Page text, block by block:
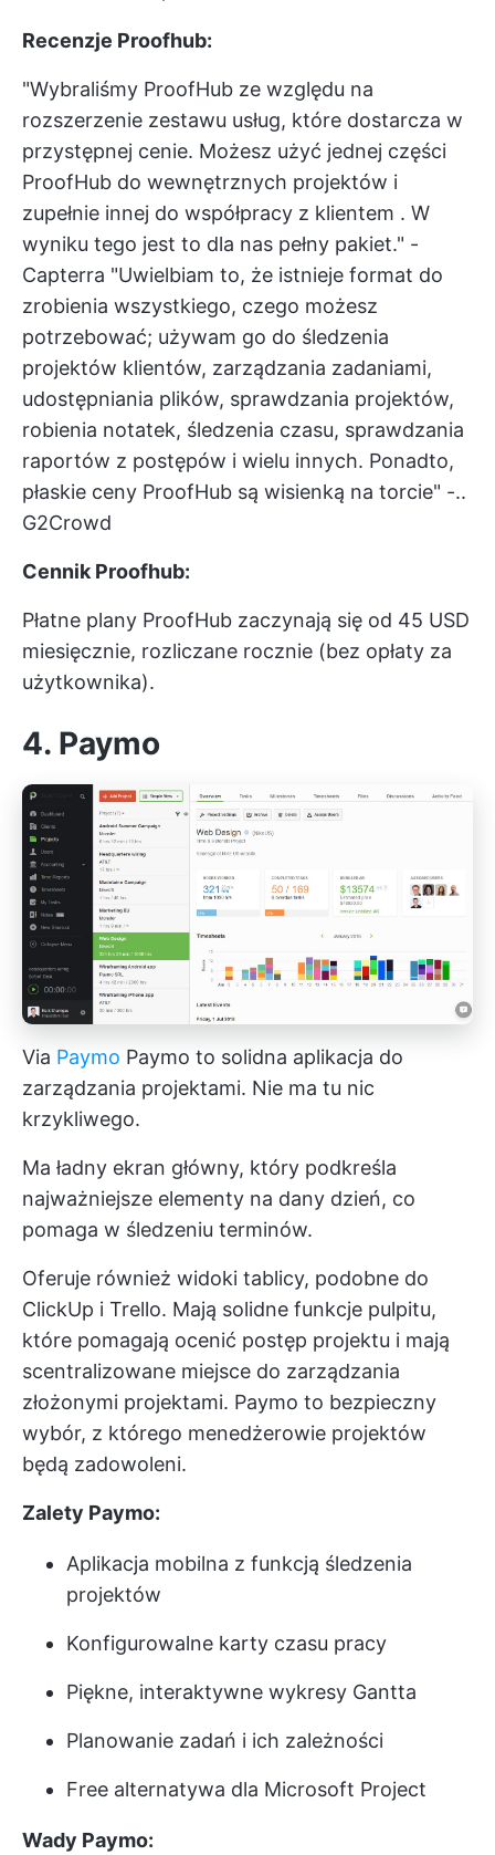
Recenzje Proofhub:
"Wybraliśmy ProofHub ze względu na
rozszerzenie zestawu usług, które dostarcza w
przystępnej cenie. Możesz użyć jednej części
ProofHub do wewnętrznych projektów i
zupełnie innej do współpracy z klientem . W
wyniku tego jest to dla nas pełny pakiet." -
Capterra "Uwielbiam to, że istnieje format do
zrobienia wszystkiego, czego możesz
potrzebować; używam go do śledzenia
projektów klientów, zarządzania zadaniami,
udostępniania plików, sprawdzania projektów,
robienia notatek, śledzenia czasu, sprawdzania
raportów z postępów i wielu innych. Ponadto,
płaskie ceny ProofHub są wisienką na torcie" -..
G2Crowd
Cennik Proofhub:
Płatne plany ProofHub zaczynają się od 45 USD
miesięcznie, rozliczane rocznie (bez opłaty za
użytkownika).
4. Paymo
Via Paymo Paymo to solidna aplikacja do
zarządzania projektami. Nie ma tu nic
krzykliwego.
Ma ładny ekran główny, który podkreśla
najważniejsze elementy na dany dzień, co
pomaga w śledzeniu terminów.
Oferuje również widoki tablicy, podobne do
ClickUp i Trello. Mają solidne funkcje pulpitu,
które pomagają ocenić postęp projektu i mają
scentralizowane miejsce do zarządzania
złożonymi projektami. Paymo to bezpieczny
wybór, z którego menedżerowie projektów
będą zadowoleni.
Zalety Paymo:
Aplikacja mobilna z funkcją śledzenia
projektów
Konfigurowalne karty czasu pracy
Piękne, interaktywne wykresy Gantta
Planowanie zadań i ich zależności
Free alternatywa dla Microsoft Project
Wady Paymo: